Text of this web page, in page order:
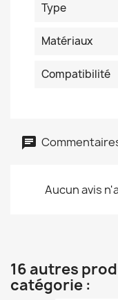
Type
Matériaux
Compatibilité
Aucun avis
16 autres
catégorie :